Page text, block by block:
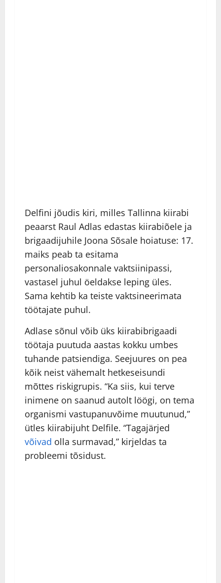
Delfini jõudis kiri, milles Tallinna kiirabi
peaarst Raul Adlas edastas kiirabiõele ja
brigaadijuhile Joona Sõsale hoiatuse: 17.
maiks peab ta esitama
personaliosakonnale vaktsiinipassi,
vastasel juhul öeldakse leping üles.
Sama kehtib ka teiste vaktsineerimata
töötajate puhul.
Adlase sõnul võib üks kiirabibrigaadi
töötaja puutuda aastas kokku umbes
tuhande patsiendiga. Seejuures on pea
kõik neist vähemalt hetkeseisundi
mõttes riskigrupis. “Ka siis, kui terve
inimene on saanud autolt löögi, on tema
organismi vastupanuvõime muutunud,”
ütles kiirabijuht Delfile. “Tagajärjed
võivad olla surmavad,” kirjeldas ta
probleemi tõsidust.